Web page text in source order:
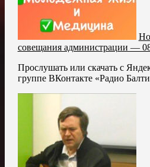
совещания администрации —
Прослушать или скачать с
группе ВКонтакте «Радио